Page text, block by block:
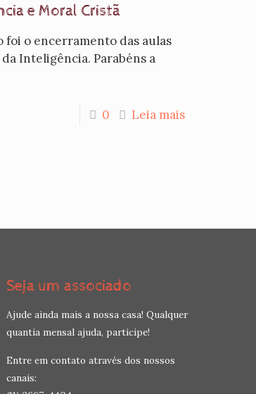
e Moral Cristã
foi o encerramento das aulas
da Inteligência. Parabéns a
0 Leia mais
Seja um associado
Ajude ainda mais a nossa casa! Qualquer
quantia mensal ajuda, participe!
Entre em contato através dos nossos
canais: